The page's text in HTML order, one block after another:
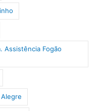
Assistência Fogão